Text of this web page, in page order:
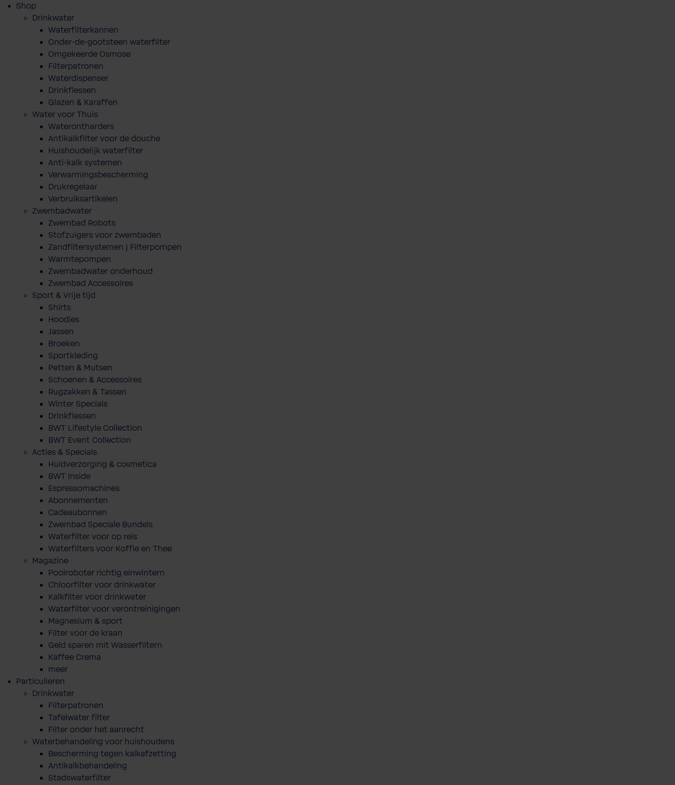
Shop
Drinkwater
Waterfilterkannen
Onder-de-gootsteen waterfilter
Omgekeerde Osmose
Filterpatronen
Waterdispenser
Drinkflessen
Glazen & Karaffen
Water voor Thuis
Waterontharders
Antikalkfilter voor de douche
Huishoudelijk waterfilter
Anti-kalk systemen
Verwarmingsbescherming
Drukregelaar
Verbruiksartikelen
Zwembadwater
Zwembad Robots
Stofzuigers voor zwembaden
Zandfiltersystemen | Filterpompen
Warmtepompen
Zwembadwater onderhoud
Zwembad Accessoires
Sport & Vrije tijd
Shirts
Hoodies
Jassen
Broeken
Sportkleding
Petten & Mutsen
Schoenen & Accessoires
Rugzakken & Tassen
Winter Specials
Drinkflessen
BWT Lifestyle Collection
BWT Event Collection
Acties & Specials
Huidverzorging & cosmetica
BWT Inside
Espressomachines
Abonnementen
Cadeaubonnen
Zwembad Speciale Bundels
Waterfilter voor op reis
Waterfilters voor Koffie en Thee
Magazine
Poolroboter richtig einwintern
Chloorfilter voor drinkwater
Kalkfilter voor drinkwater
Waterfilter voor verontreinigingen
Magnesium & sport
Filter voor de kraan
Geld sparen mit Wasserfiltern
Kaffee Crema
meer
Particulieren
Drinkwater
Filterpatronen
Tafelwater filter
Filter onder het aanrecht
Waterbehandeling voor huishoudens
Bescherming tegen kalkafzetting
Antikalkbehandeling
Stadswaterfilter